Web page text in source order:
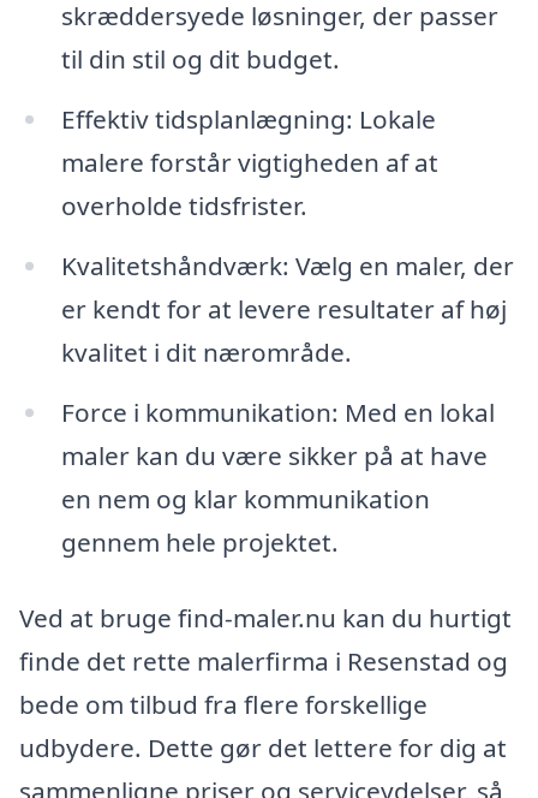
skræddersyede løsninger, der passer
til din stil og dit budget.
Effektiv tidsplanlægning: Lokale
malere forstår vigtigheden af at
overholde tidsfrister.
Kvalitetshåndværk: Vælg en maler, der
er kendt for at levere resultater af høj
kvalitet i dit nærområde.
Force i kommunikation: Med en lokal
maler kan du være sikker på at have
en nem og klar kommunikation
gennem hele projektet.
Ved at bruge find-maler.nu kan du hurtigt
finde det rette malerfirma i Resenstad og
bede om tilbud fra flere forskellige
udbydere. Dette gør det lettere for dig at